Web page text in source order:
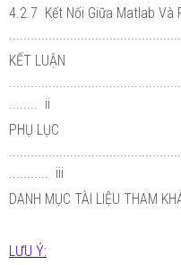
4.2.7 Kết Nối Giữa Matlab Và
KẾT LUẬN
........ ii
PHỤ LỤC
........... iii
DANH MỤC TÀI LIỆU THAM
LƯU Ý: